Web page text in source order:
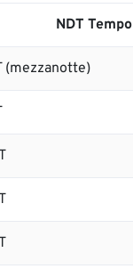
NDT Tempo
(mezzanotte)